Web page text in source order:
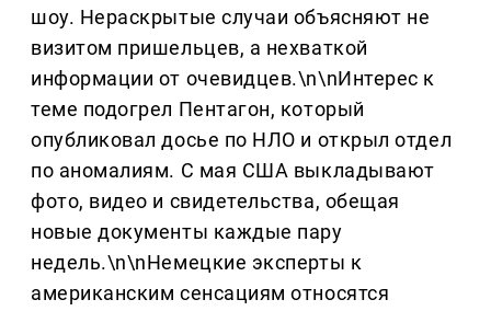
шоу. Нераскрытые случаи объясняют не
визитом пришельцев, а нехваткой
информации от очевидцев.\n\nИнтерес к
теме подогрел Пентагон, который
опубликовал досье по НЛО и открыл отдел
по аномалиям. С мая США выкладывают
фото, видео и свидетельства, обещая
новые документы каждые пару
недель.\n\nНемецкие эксперты к
американским сенсациям относятся